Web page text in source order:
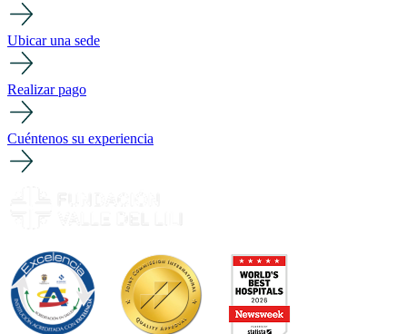
Ubicar una sede
Realizar pago
Cuéntenos su experiencia